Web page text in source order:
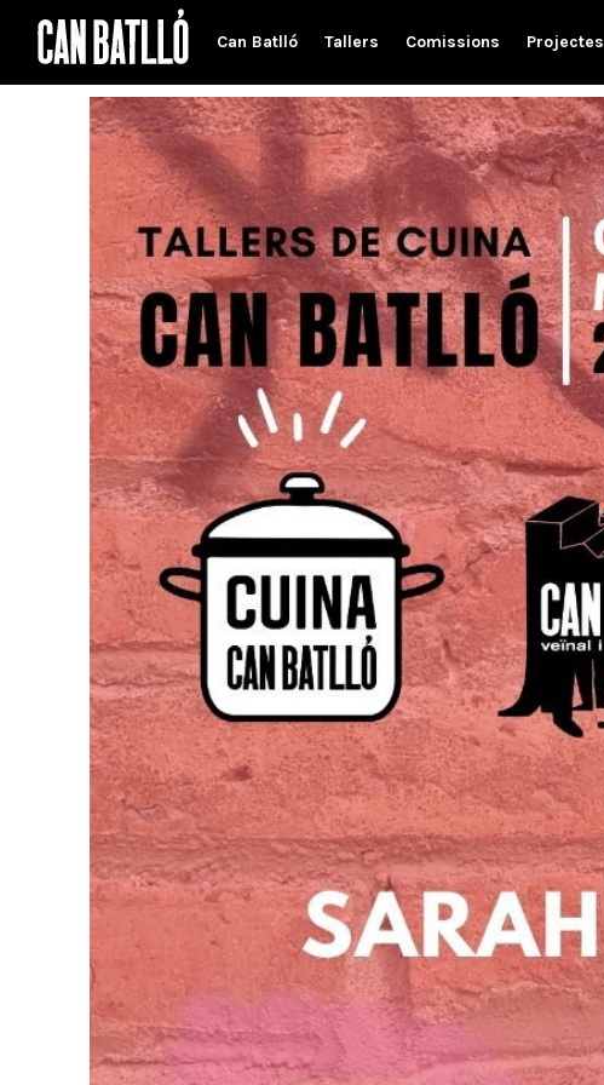
Can Batlló Tallers Comissions Projectes